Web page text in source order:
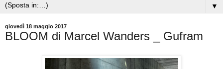
▼
giovedì 18 maggio 2017
BLOOM di Marcel Wanders _ Gufram